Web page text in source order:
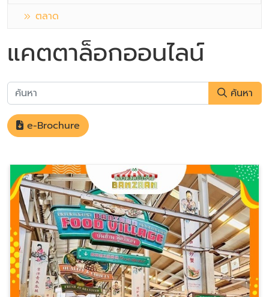
ตลาด
แคตตาล็อกออนไลน์
ค้นหา
e-Brochure